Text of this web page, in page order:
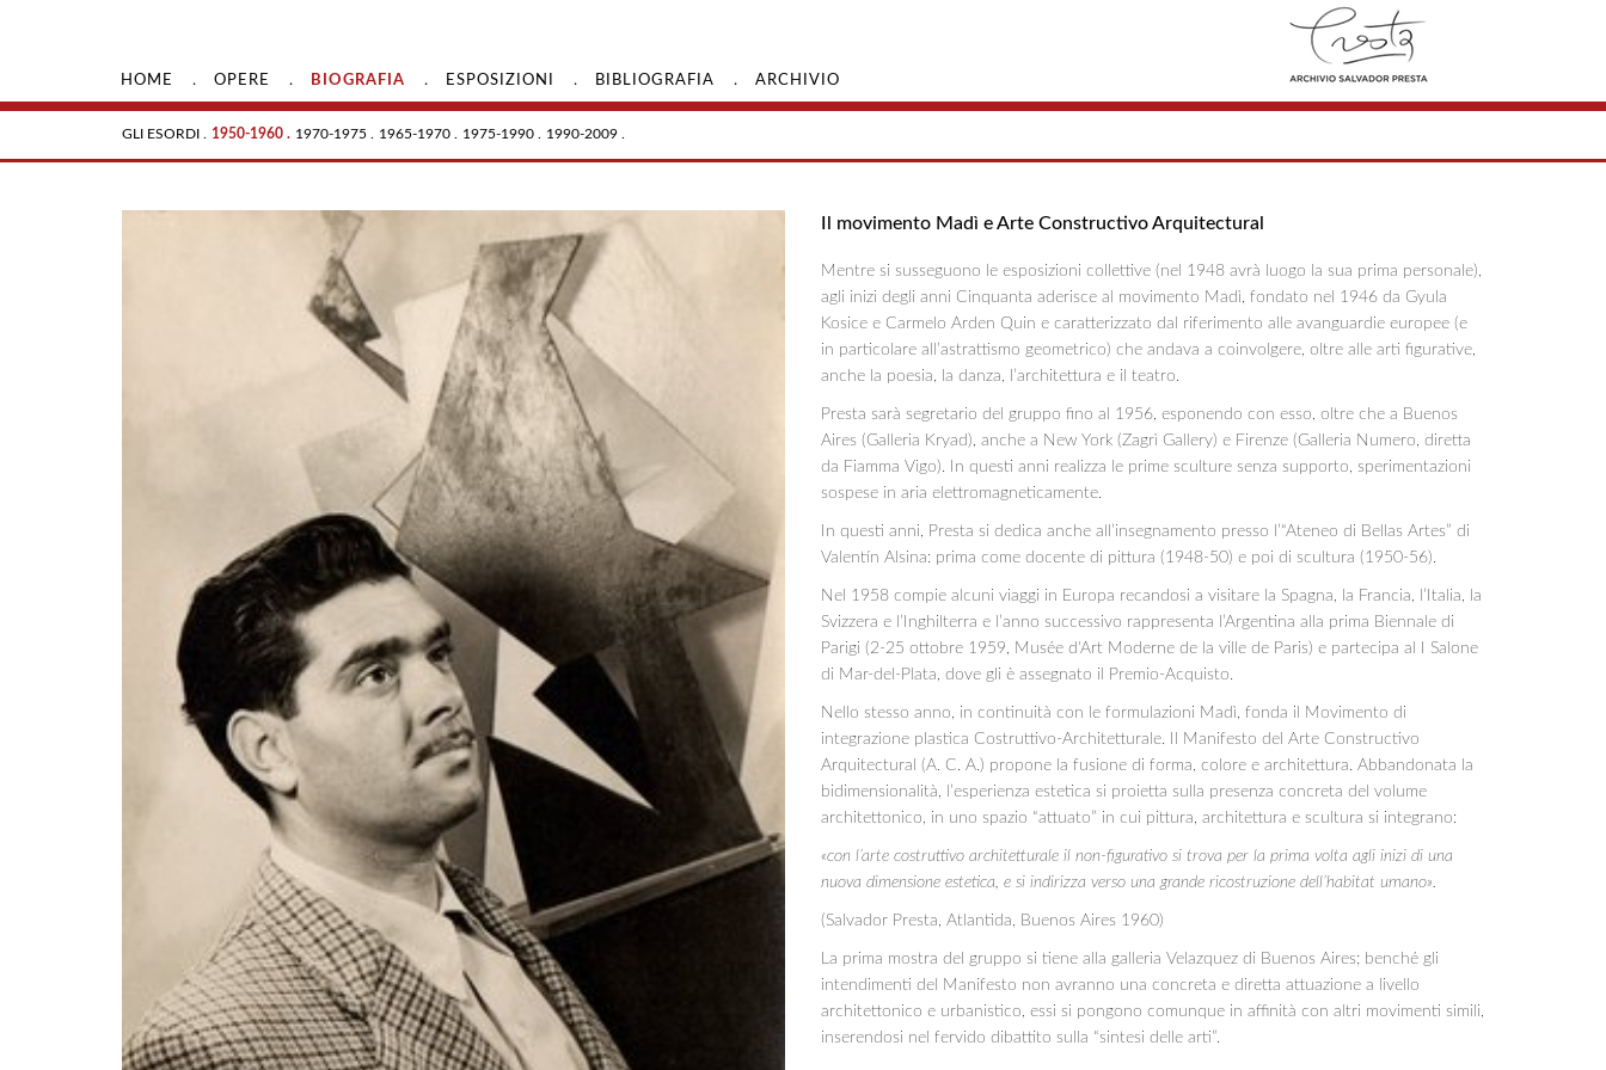
HOME . OPERE . BIOGRAFIA . ESPOSIZIONI . BIBLIOGRAFIA . ARCHIVIO
GLI ESORDI . 1950-1960 . 1970-1975 . 1965-1970 . 1975-1990 . 1990-2009 .
Il movimento Madì e Arte Constructivo Arquitectural
Mentre si susseguono le esposizioni collettive (nel 1948 avrà luogo la sua prima personale),
agli inizi degli anni Cinquanta aderisce al movimento Madì, fondato nel 1946 da Gyula
Kosice e Carmelo Arden Quin e caratterizzato dal riferimento alle avanguardie europee (e
in particolare all’astrattismo geometrico) che andava a coinvolgere, oltre alle arti figurative,
anche la poesia, la danza, l’architettura e il teatro.
Presta sarà segretario del gruppo fino al 1956, esponendo con esso, oltre che a Buenos
Aires (Galleria Kryad), anche a New York (Zagrì Gallery) e Firenze (Galleria Numero, diretta
da Fiamma Vigo). In questi anni realizza le prime sculture senza supporto, sperimentazioni
sospese in aria elettromagneticamente.
In questi anni, Presta si dedica anche all’insegnamento presso l’“Ateneo di Bellas Artes” di
Valentín Alsina: prima come docente di pittura (1948-50) e poi di scultura (1950-56).
Nel 1958 compie alcuni viaggi in Europa recandosi a visitare la Spagna, la Francia, l’Italia, la
Svizzera e l’Inghilterra e l’anno successivo rappresenta l’Argentina alla prima Biennale di
Parigi (2-25 ottobre 1959, Musée d'Art Moderne de la ville de Paris) e partecipa al I Salone
di Mar-del-Plata, dove gli è assegnato il Premio-Acquisto.
Nello stesso anno, in continuità con le formulazioni Madì, fonda il Movimento di
integrazione plastica Costruttivo-Architetturale. Il Manifesto del Arte Constructivo
Arquitectural (A. C. A.) propone la fusione di forma, colore e architettura. Abbandonata la
bidimensionalità, l’esperienza estetica si proietta sulla presenza concreta del volume
architettonico, in uno spazio “attuato” in cui pittura, architettura e scultura si integrano:
«con l’arte costruttivo architetturale il non-figurativo si trova per la prima volta agli inizi di una
nuova dimensione estetica, e si indirizza verso una grande ricostruzione dell’habitat umano».
(Salvador Presta, Atlantida, Buenos Aires 1960)
La prima mostra del gruppo si tiene alla galleria Velazquez di Buenos Aires; benché gli
intendimenti del Manifesto non avranno una concreta e diretta attuazione a livello
architettonico e urbanistico, essi si pongono comunque in affinità con altri movimenti simili,
inserendosi nel fervido dibattito sulla “sintesi delle arti”.